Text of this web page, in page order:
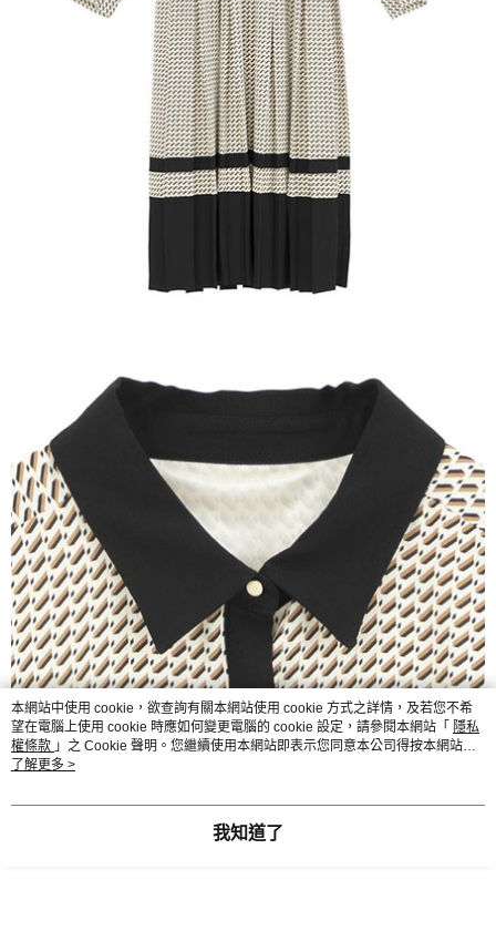
本網站中使用 cookie，欲查詢有關本網站使用 cookie 方式之詳情，及若您不希
望在電腦上使用 cookie 時應如何變更電腦的 cookie 設定，請參閱本網站「 隱私
權條款 」之 Cookie 聲明。您繼續使用本網站即表示您同意本公司得按本網站使
用條款之 Cookie 聲明使用 cookie。
了解更多 >
我知道了